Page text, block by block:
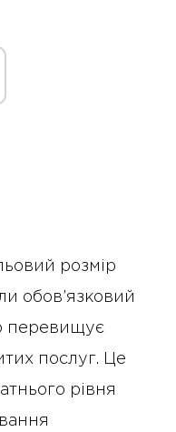
розмір
обов’язковий
перевищує
послуг. Це
рівня